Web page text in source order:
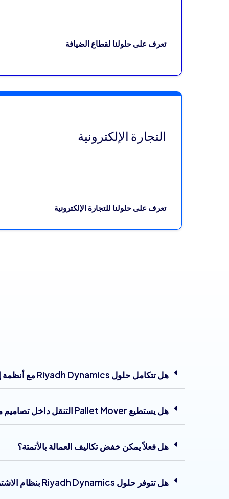
تعرف على حلولنا لقطاع الضيافة
التجارة الإلكترونية
تعرف على حلولنا للتجارة الإلكترونية
هل تتكامل حلول Riyadh Dynamics مع أنظمة إدارة المستودعات الحالية؟
هل يستطيع Pallet Mover التنقل داخل تصاميم معقدة للمستودعات؟
هل فعلاً يمكن خفض تكاليف العمالة بالأتمتة؟
هل تتوفر حلول Riyadh Dynamics بنظام الاشتراك؟